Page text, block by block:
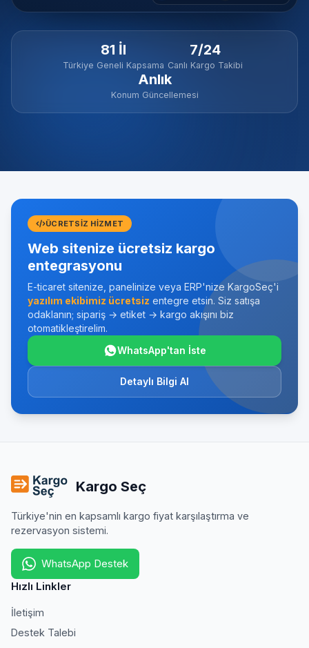
81 İl
Türkiye Geneli Kapsama
7/24
Canlı Kargo Takibi
Anlık
Konum Güncellemesi
ÜCRETSIZ HIZMET
Web sitenize ücretsiz kargo
entegrasyonu
E-ticaret sitenize, panelinize veya ERP'nize KargoSeç'i
yazılım ekibimiz ücretsiz entegre etsin. Siz satışa
odaklanın; sipariş → etiket → kargo akışını biz
otomatikleştirelim.
WhatsApp'tan İste
Detaylı Bilgi Al
Kargo Seç
Türkiye'nin en kapsamlı kargo fiyat karşılaştırma ve
rezervasyon sistemi.
WhatsApp Destek
Hızlı Linkler
İletişim
Destek Talebi